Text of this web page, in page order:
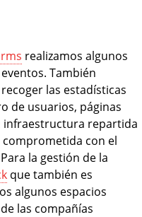
realizamos algunos
También
las estadísticas
de usuarios, páginas
infraestructura repartida
con el
la gestión de la
que también es
algunos espacios
las compañías